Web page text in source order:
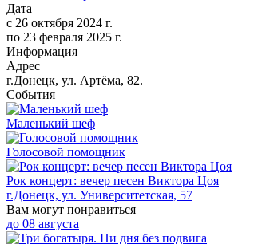
Дата
с 26 октября 2024 г.
по 23 февраля 2025 г.
Информация
Адрес
г.Донецк, ул. Артёма, 82.
События
Маленький шеф
Голосовой помощник
Рок концерт: вечер песен Виктора Цоя
г.Донецк, ул. Университетская, 57
Вам могут понравиться
до 08 августа